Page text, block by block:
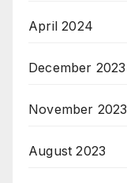
April 2024
December 2023
November 2023
August 2023